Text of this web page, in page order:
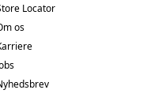
Locator
os